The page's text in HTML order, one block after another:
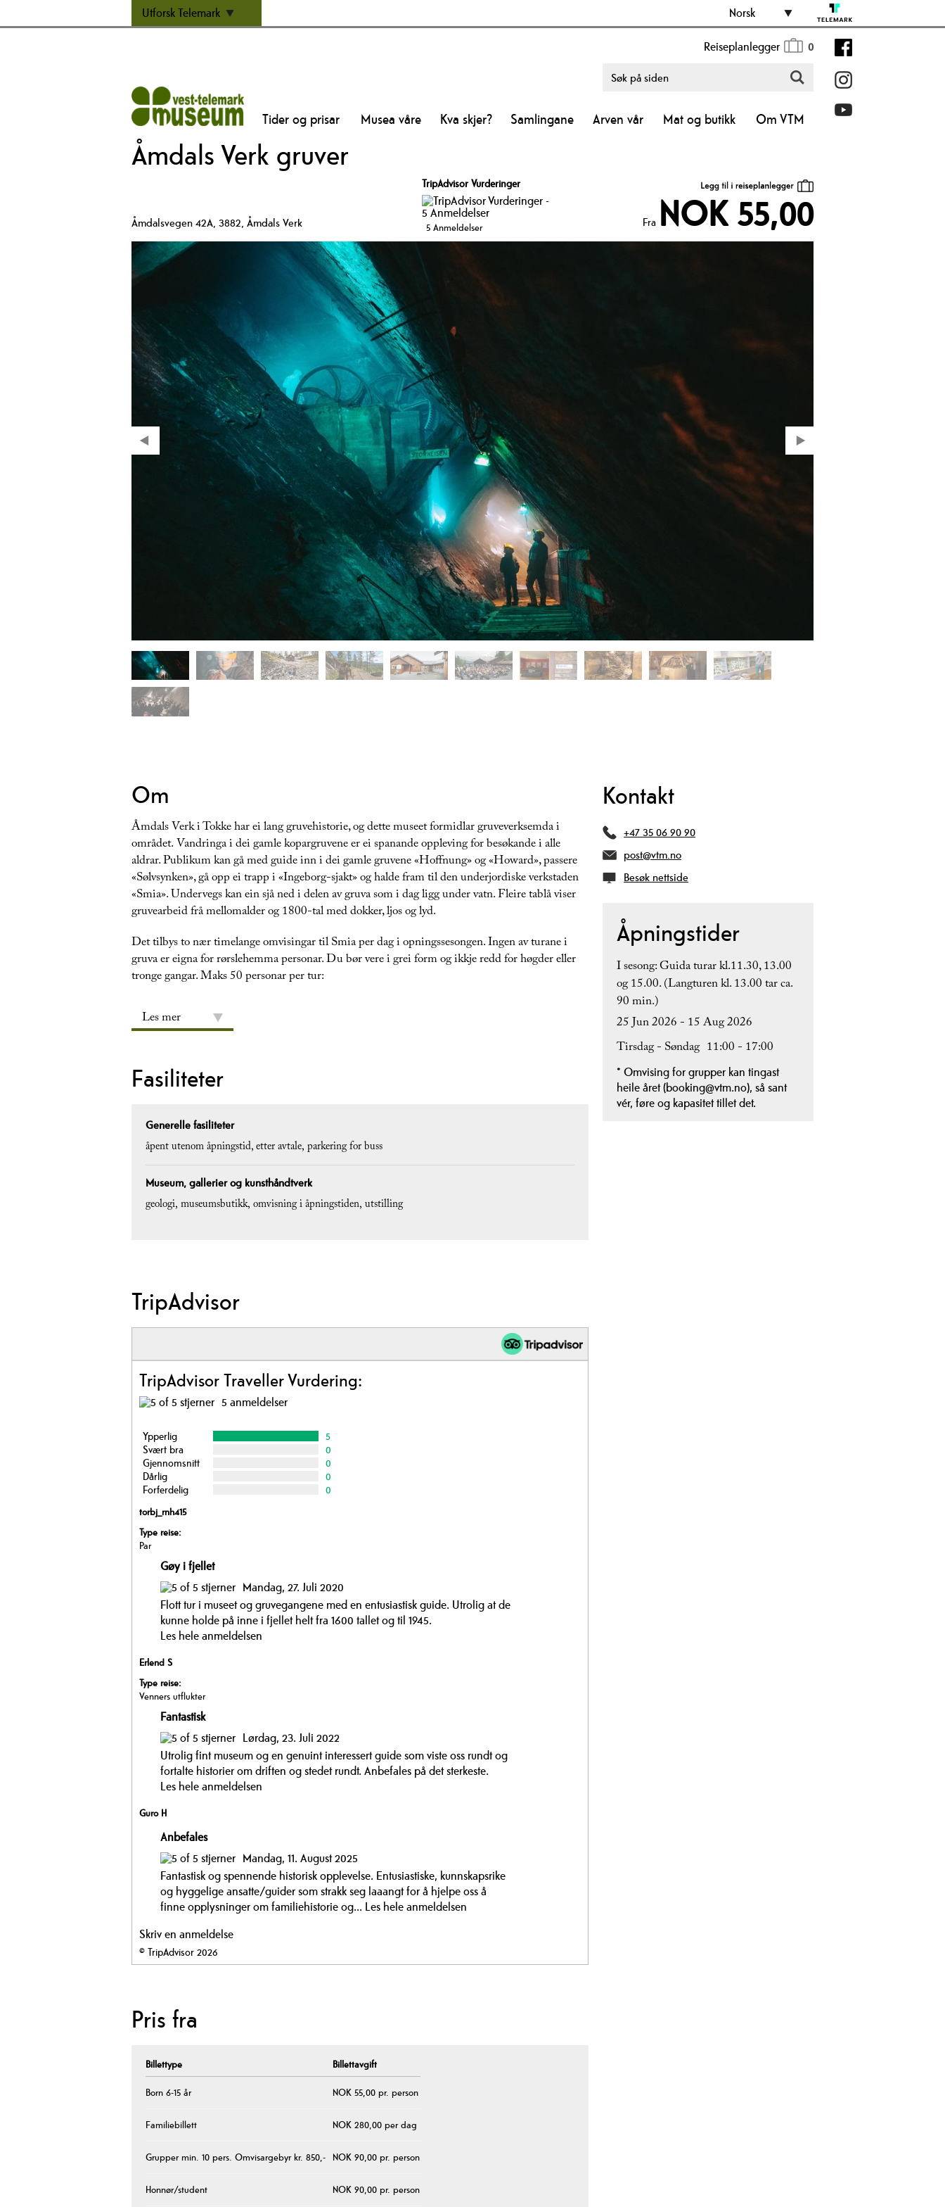
Utforsk Telemark Norsk
Reiseplanlegger 0
Tider og prisar Musea våre Kva skjer? Samlingane Arven vår Mat og butikk Om VTM
Åmdals Verk gruver
Åmdalsvegen 42A, 3882, Åmdals Verk
TripAdvisor Vurderinger
5 Anmeldelser Fra NOK 55,00
Om
Åmdals Verk i Tokke har ei lang gruvehistorie, og dette museet formidlar gruveverksemda i
området. Vandringa i dei gamle kopargruvene er ei spanande oppleving for besøkande i alle
aldrar. Publikum kan gå med guide inn i dei gamle gruvene «Hoffnung» og «Howard», passere
«Sølvsynken», gå opp ei trapp i «Ingeborg-sjakt» og halde fram til den underjordiske verkstaden
«Smia». Undervegs kan ein sjå ned i delen av gruva som i dag ligg under vatn. Fleire tablå viser
gruvearbeid frå mellomalder og 1800-tal med dokker, ljos og lyd.
Det tilbys to nær timelange omvisingar til Smia per dag i opningssesongen. Ingen av turane i
gruva er eigna for rørslehemma personar. Du bør vere i grei form og ikkje redd for høgder eller
tronge gangar. Maks 50 personar per tur:
Les mer
Fasiliteter
Generelle fasiliteter
åpent utenom åpningstid, etter avtale parkering for buss
Museum, gallerier og kunsthåndtverk
geologi museumsbutikk omvisning i åpningstiden utstilling
TripAdvisor
TripAdvisor Traveller Vurdering:
5 anmeldelser
Ypperlig
5
Svært bra
0
Gjennomsnitt
0
Dårlig
0
Forferdelig
0
torbj_rnh415
Type reise:
Par
Gøy i fjellet
Mandag, 27. Juli 2020
Flott tur i museet og gruvegangene med en entusiastisk guide. Utrolig at de
kunne holde på inne i fjellet helt fra 1600 tallet og til 1945.
Les hele anmeldelsen
Erlend S
Type reise:
Venners utflukter
Fantastisk
Lørdag, 23. Juli 2022
Utrolig fint museum og en genuint interessert guide som viste oss rundt og
fortalte historier om driften og stedet rundt. Anbefales på det sterkeste.
Les hele anmeldelsen
Guro H
Anbefales
Mandag, 11. August 2025
Fantastisk og spennende historisk opplevelse. Entusiastiske, kunnskapsrike
og hyggelige ansatte/guider som strakk seg laaangt for å hjelpe oss å
finne opplysninger om familiehistorie og... Les hele anmeldelsen
Skriv en anmeldelse
© TripAdvisor 2026
Pris fra
Billettype Billettavgift
Born 6-15 år NOK 55,00 pr. person
Familiebillett NOK 280,00 per dag
Grupper min. 10 pers. Omvisargebyr kr. 850,- NOK 90,00 pr. person
Honnør/student NOK 90,00 pr. person
Kontakt
+47 35 06 90 90
post@vtm.no
Besøk nettside
Åpningstider
I sesong: Guida turar kl.11.30, 13.00
og 15.00. (Langturen kl. 13.00 tar ca.
90 min.)
25 Jun 2026 - 15 Aug 2026
Tirsdag - Søndag 11:00 - 17:00
* Omvising for grupper kan tingast
heile året (booking@vtm.no), så sant
vér, føre og kapasitet tillet det.